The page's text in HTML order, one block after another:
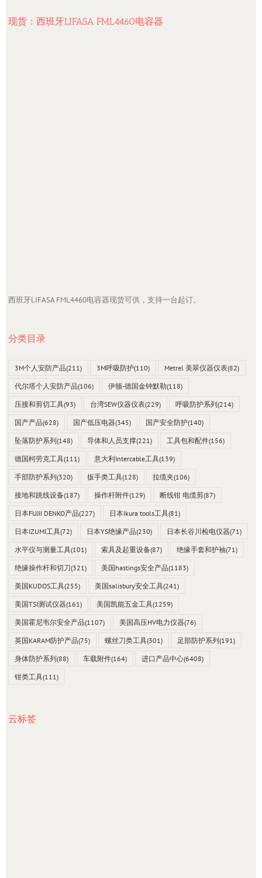
现货：西班牙LIFASA FML4460电容器
西班牙LIFASA FML4460电容器现货可供，支持一台起订。
分类目录
3M个人安防产品(211) 3M呼吸防护(110) Metrel 美翠仪器仪表(82)
代尔塔个人安防产品(106) 伊顿-德国金钟默勒(118)
压接和剪切工具(93) 台湾SEW仪器仪表(229) 呼吸防护系列(214)
国产产品(628) 国产低压电器(345) 国产安全防护(140)
坠落防护系列(148) 导体和人员支撑(221) 工具包和配件(156)
德国柯劳克工具(111) 意大利Intercable工具(139)
手部防护系列(320) 扳手类工具(128) 拉缆夹(106)
接地和跳线设备(187) 操作杆附件(129) 断线钳 电缆剪(87)
日本FUJII DENKO产品(227) 日本Ikura tools工具(81)
日本IZUMI工具(72) 日本YS绝缘产品(230) 日本长谷川检电仪器(71)
水平仪与测量工具(101) 索具及起重设备(87) 绝缘手套和护袖(71)
绝缘操作杆和切刀(321) 美国hastings安全产品(1183)
美国KUDOS工具(255) 美国salisbury安全工具(241)
美国TSI测试仪器(161) 美国凯能五金工具(1259)
美国霍尼韦尔安全产品(1107) 美国高压HV电力仪器(76)
英国KARAM防护产品(75) 螺丝刀类工具(301) 足部防护系列(191)
身体防护系列(88) 车载附件(164) 进口产品中心(6408)
钳类工具(111)
云标签